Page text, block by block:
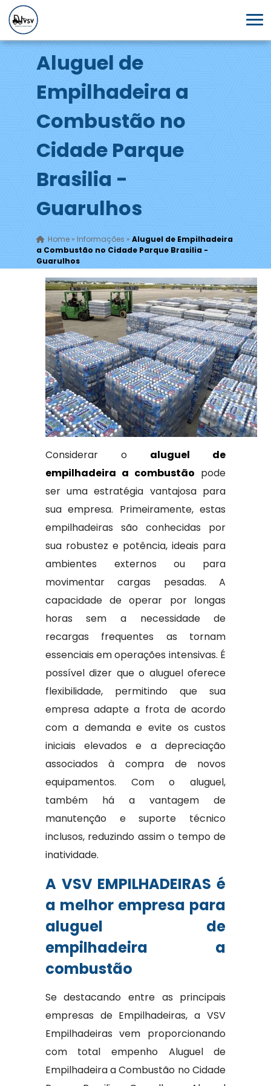
Aluguel de
Empilhadeira a
Combustão no
Cidade Parque
Brasilia -
Guarulhos
Home» Informações » Aluguel de Empilhadeira
a Combustão no Cidade Parque Brasilia -
Guarulhos
Considerar o aluguel de
empilhadeira a combustão pode
ser uma estratégia vantajosa para
sua empresa. Primeiramente, estas
empilhadeiras são conhecidas por
sua robustez e potência, ideais para
ambientes externos ou para
movimentar cargas pesadas. A
capacidade de operar por longas
horas sem a necessidade de
recargas frequentes as tornam
essenciais em operações intensivas. É
possível dizer que o aluguel oferece
flexibilidade, permitindo que sua
empresa adapte a frota de acordo
com a demanda e evite os custos
iniciais elevados e a depreciação
associados à compra de novos
equipamentos. Com o aluguel,
também há a vantagem de
manutenção e suporte técnico
inclusos, reduzindo assim o tempo de
inatividade.
A VSV EMPILHADEIRAS é
a melhor empresa para
aluguel de
empilhadeira a
combustão
Se destacando entre as principais
empresas de Empilhadeiras, a VSV
Empilhadeiras vem proporcionando
com total empenho Aluguel de
Empilhadeira a Combustão no Cidade